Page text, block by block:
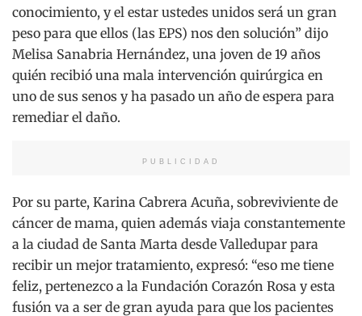
conocimiento, y el estar ustedes unidos será un gran
peso para que ellos (las EPS) nos den solución” dijo
Melisa Sanabria Hernández, una joven de 19 años
quién recibió una mala intervención quirúrgica en
uno de sus senos y ha pasado un año de espera para
remediar el daño.
PUBLICIDAD
Por su parte, Karina Cabrera Acuña, sobreviviente de
cáncer de mama, quien además viaja constantemente
a la ciudad de Santa Marta desde Valledupar para
recibir un mejor tratamiento, expresó: “eso me tiene
feliz, pertenezco a la Fundación Corazón Rosa y esta
fusión va a ser de gran ayuda para que los pacientes